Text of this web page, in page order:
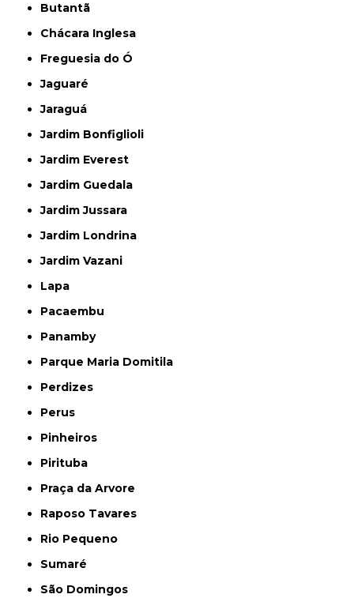
Butantã
Chácara Inglesa
Freguesia do Ó
Jaguaré
Jaraguá
Jardim Bonfiglioli
Jardim Everest
Jardim Guedala
Jardim Jussara
Jardim Londrina
Jardim Vazani
Lapa
Pacaembu
Panamby
Parque Maria Domitila
Perdizes
Perus
Pinheiros
Pirituba
Praça da Arvore
Raposo Tavares
Rio Pequeno
Sumaré
São Domingos